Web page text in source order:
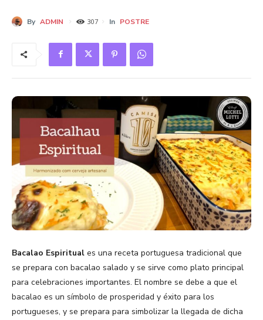
By ADMIN 307 In POSTRE
Bacalao Espiritual es una receta portuguesa tradicional que
se prepara con bacalao salado y se sirve como plato principal
para celebraciones importantes. El nombre se debe a que el
bacalao es un símbolo de prosperidad y éxito para los
portugueses, y se prepara para simbolizar la llegada de dicha